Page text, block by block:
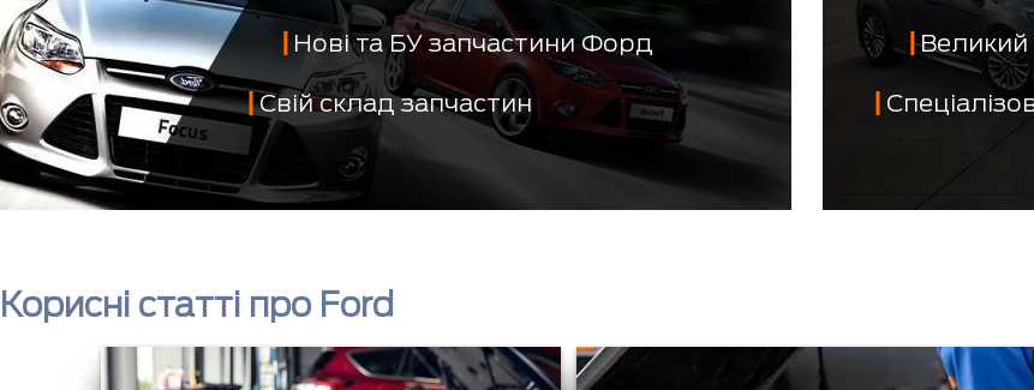
Нові та БУ запчастини Форд
Свій склад запчастин
Корисні статті про Ford